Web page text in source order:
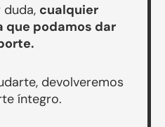
duda, cualquier
que podamos dar
devolveremos
íntegro.